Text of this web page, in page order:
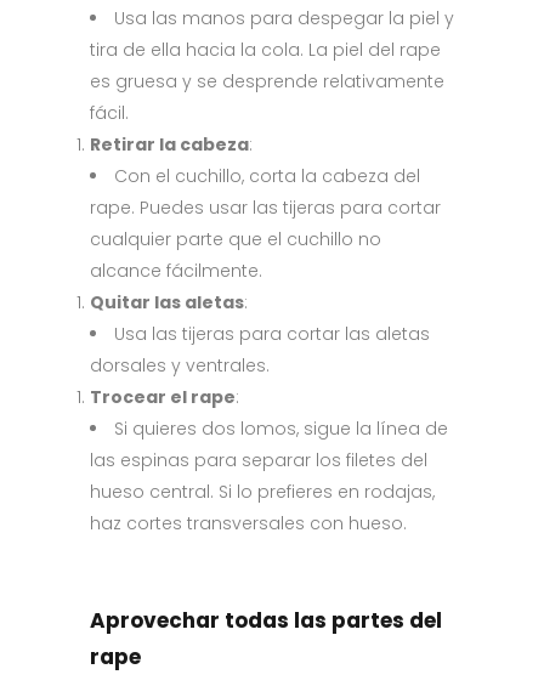
Usa las manos para despegar la piel y
tira de ella hacia la cola. La piel del rape
es gruesa y se desprende relativamente
fácil.
Retirar la cabeza:
Con el cuchillo, corta la cabeza del
rape. Puedes usar las tijeras para cortar
cualquier parte que el cuchillo no
alcance fácilmente.
Quitar las aletas:
Usa las tijeras para cortar las aletas
dorsales y ventrales.
Trocear el rape:
Si quieres dos lomos, sigue la línea de
las espinas para separar los filetes del
hueso central. Si lo prefieres en rodajas,
haz cortes transversales con hueso.
Aprovechar todas las partes del
rape